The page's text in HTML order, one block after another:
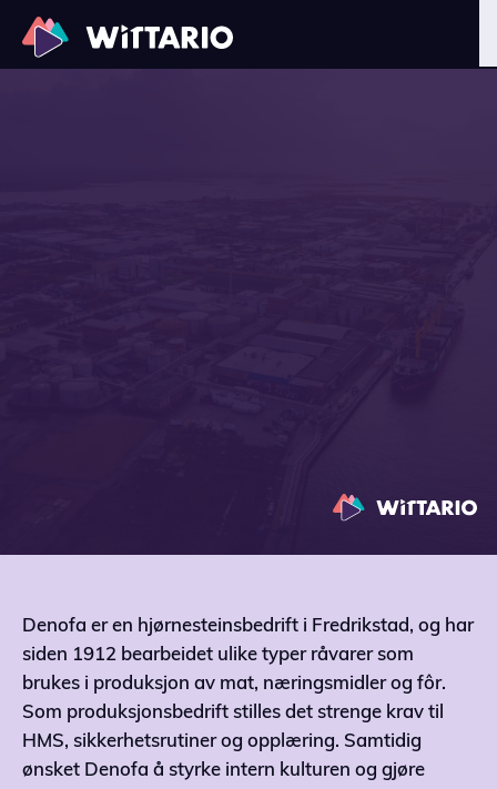
Denofa er en hjørnesteinsbedrift i Fredrikstad, og har
siden 1912 bearbeidet ulike typer råvarer som
brukes i produksjon av mat, næringsmidler og fôr.
Som produksjonsbedrift stilles det strenge krav til
HMS, sikkerhetsrutiner og opplæring. Samtidig
ønsket Denofa å styrke intern kulturen og gjøre